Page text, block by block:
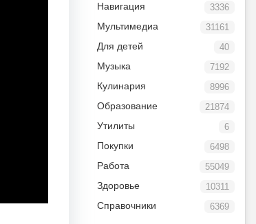
3336
Навигация
31161
Мультимедиа
40
Для детей
7192
Музыка
8996
Кулинария
21874
Образование
6
Утилиты
6498
Покупки
55049
Работа
10311
Здоровье
6369
Справочники